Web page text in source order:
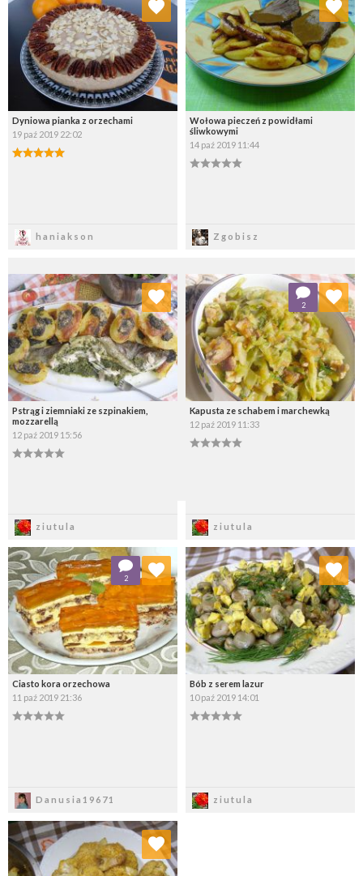
Dyniowa pianka z orzechami
19 paź 2019 22:02
haniakson
Wybierz listę:
Wołowa pieczeń z powidłami
śliwkowymi
14 paź 2019 11:44
Zgobisz
Wybierz listę:
Pstrąg i ziemniaki ze szpinakiem,
mozzarellą
12 paź 2019 15:56
ziutula
Dodaj do ulubionych
Wybierz listę:
Kapusta ze schabem i marchewką
12 paź 2019 11:33
ziutula
2
Dodaj do ulubionych
Wybierz listę:
Ciasto kora orzechowa
11 paź 2019 21:36
Danusia19671
2
Dodaj do ulubionych
Wybierz listę:
Bób z serem lazur
10 paź 2019 14:01
ziutula
Dodaj do ulubionych
Wybierz listę:
Dodaj do ulubionych
Wybierz listę: